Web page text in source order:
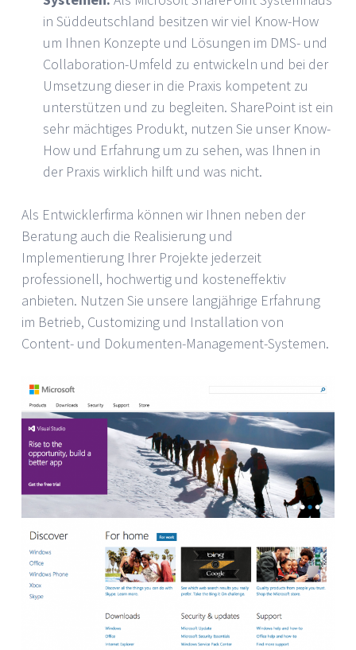
in Süddeutschland besitzen wir viel Know-How
um Ihnen Konzepte und Lösungen im DMS- und
Collaboration-Umfeld zu entwickeln und bei der
Umsetzung dieser in die Praxis kompetent zu
unterstützen und zu begleiten. SharePoint ist ein
sehr mächtiges Produkt, nutzen Sie unser Know-
How und Erfahrung um zu sehen, was Ihnen in
der Praxis wirklich hilft und was nicht.
Als Entwicklerfirma können wir Ihnen neben der
Beratung auch die Realisierung und
Implementierung Ihrer Projekte jederzeit
professionell, hochwertig und kosteneffektiv
anbieten. Nutzen Sie unsere langjährige Erfahrung
im Betrieb, Customizing und Installation von
Content- und Dokumenten-Management-Systemen.